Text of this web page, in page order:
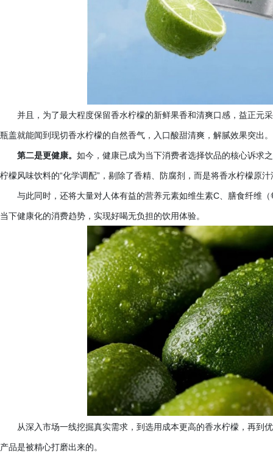
并且，为了最大程度保留香水柠檬的新鲜果香和清爽口感，益正元
瓶盖就能闻到现切香水柠檬的自然香气，入口酸甜清爽，解腻效果突出。
第二是更健康。 如今，健康已成为当下消费者选择饮品的核心诉求
柠檬风味饮料的“化学调配”，剔除了香精、防腐剂，而是将香水柠檬原
与此同时，还将大量对人体有益的营养元素如维生素C、膳食纤维
当下健康化的消费趋势，实现好喝无负担的饮用体验。
从深入市场一线挖掘真实需求，到选用成本更高的香水柠檬，再到
产品是被精心打磨出来的。